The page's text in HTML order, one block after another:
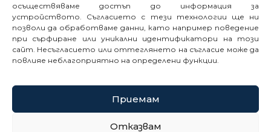
осъществяваме достъп до информация за
устройството. Съгласието с тези технологии ще ни
позволи да обработваме данни, като например поведение
при сърфиране или уникални идентификатори на този
сайт. Несъгласието или оттеглянето на съгласие може да
повлияе неблагоприятно на определени функции.
Приемам
Отказвам
Електронни услуги
Профил на купувача
Кариери
Контакти